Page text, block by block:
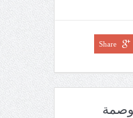
Share